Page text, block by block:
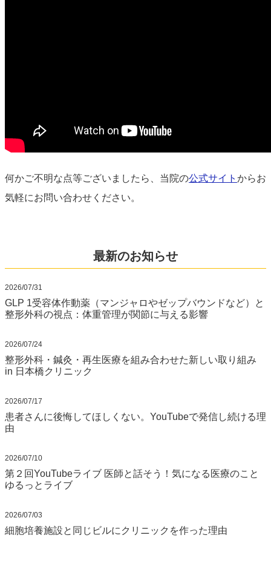
何かご不明な点等ございましたら、当院の公式サイト からお
気軽にお問い合わせください。
最新のお知らせ
2026/07/31
GLP 1受容体作動薬（マンジャロやゼップバウンドなど）と
整形外科の視点：体重管理が関節に与える影響
2026/07/24
整形外科・鍼灸・再生医療を組み合わせた新しい取り組み
in 日本橋クリニック
2026/07/17
患者さんに後悔してほしくない。YouTubeで発信し続ける理
由
2026/07/10
第２回YouTubeライブ 医師と話そう！気になる医療のこと
ゆるっとライブ
2026/07/03
細胞培養施設と同じビルにクリニックを作った理由